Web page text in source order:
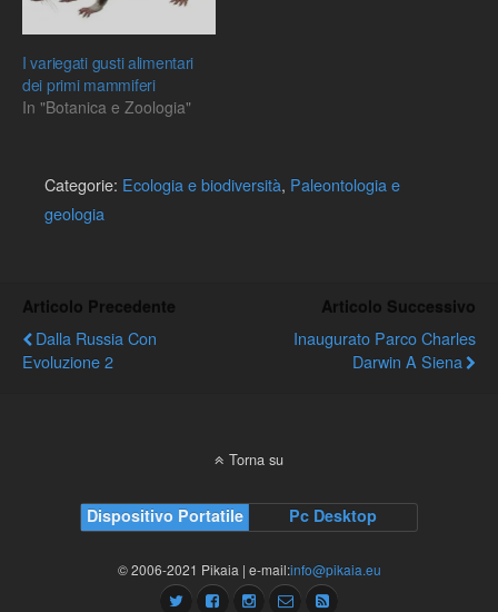
I variegati gusti alimentari
dei primi mammiferi
In "Botanica e Zoologia"
Categorie: Ecologia e biodiversità, Paleontologia e
geologia
Articolo Precedente
Dalla Russia Con
Evoluzione 2
Articolo Successivo
Inaugurato Parco Charles
Darwin A Siena
Torna su
Dispositivo Portatile Pc Desktop
© 2006-2021 Pikaia | e-mail:info@pikaia.eu